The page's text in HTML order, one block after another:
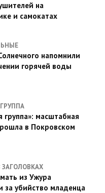
на
и самокатах
напомнили
горячей воды
группа»: масштабная
в Покровском
из Ужура
за убийство младенца